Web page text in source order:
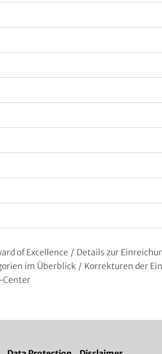
of Excellence / Details zur
im Überblick / Korrekturen der
Center